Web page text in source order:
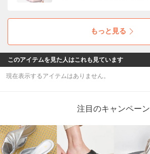
もっと見る
このアイテムを見た人はこれも見ています
現在表示するアイテムはありません。
注目のキャンペーン